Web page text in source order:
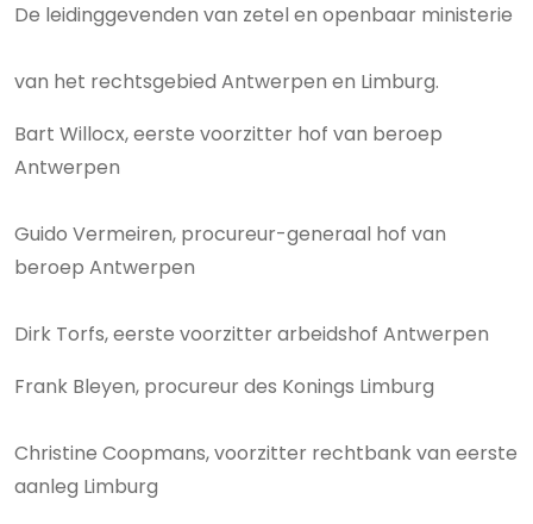
De leidinggevenden van zetel en openbaar ministerie
van het rechtsgebied Antwerpen en Limburg.
Bart Willocx, eerste voorzitter hof van beroep
Antwerpen
Guido Vermeiren, procureur-generaal hof van
beroep Antwerpen
Dirk Torfs, eerste voorzitter arbeidshof Antwerpen
Frank Bleyen, procureur des Konings Limburg
Christine Coopmans, voorzitter rechtbank van eerste
aanleg Limburg